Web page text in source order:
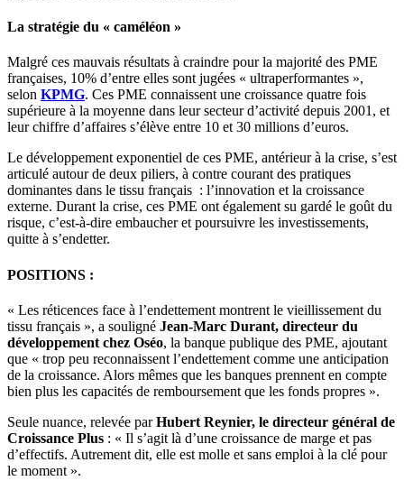
La stratégie du « caméléon »
Malgré ces mauvais résultats à craindre pour la majorité des PME
françaises, 10% d’entre elles sont jugées « ultraperformantes »,
selon KPMG. Ces PME connaissent une croissance quatre fois
supérieure à la moyenne dans leur secteur d’activité depuis 2001, et
leur chiffre d’affaires s’élève entre 10 et 30 millions d’euros.
Le développement exponentiel de ces PME, antérieur à la crise, s’est
articulé autour de deux piliers, à contre courant des pratiques
dominantes dans le tissu français : l’innovation et la croissance
externe. Durant la crise, ces PME ont également su gardé le goût du
risque, c’est-à-dire embaucher et poursuivre les investissements,
quitte à s’endetter.
POSITIONS :
« Les réticences face à l’endettement montrent le vieillissement du
tissu français », a souligné Jean-Marc Durant, directeur du
développement chez Oséo, la banque publique des PME, ajoutant
que « trop peu reconnaissent l’endettement comme une anticipation
de la croissance. Alors mêmes que les banques prennent en compte
bien plus les capacités de remboursement que les fonds propres ».
Seule nuance, relevée parHubert Reynier, le directeur général de
Croissance Plus : « Il s’agit là d’une croissance de marge et pas
d’effectifs. Autrement dit, elle est molle et sans emploi à la clé pour
le moment ».